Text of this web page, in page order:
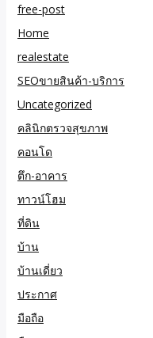
free-post
Home
realestate
SEOขายสินค้า-บริการ
Uncategorized
คลินิกตรวจสุขภาพ
คอนโด
ตึก-อาคาร
ทาวน์โฮม
ที่ดิน
บ้าน
บ้านเดี่ยว
ประกาศ
มือถือ